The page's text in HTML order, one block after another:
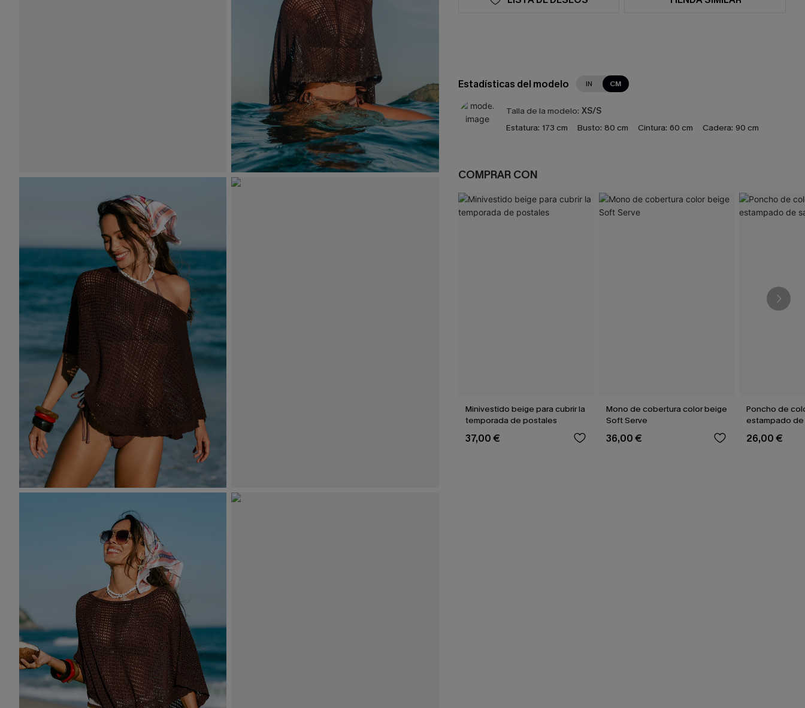
Estadísticas del modelo IN CM
Talla de la modelo: XS/S
Estatura: 173 cm Busto: 80 cm Cintura: 60 cm Cadera: 90 cm
COMPRAR CON
Minivestido beige para cubrir la
temporada de postales
37,00 €
Mono de cobertura color beige
Soft Serve
36,00 €
Poncho de
estampado de
26,00 €